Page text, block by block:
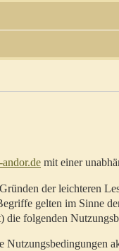
mit einer
der leichteren
gelten im Sinne
die folgenden
Nutzungsbedingungen